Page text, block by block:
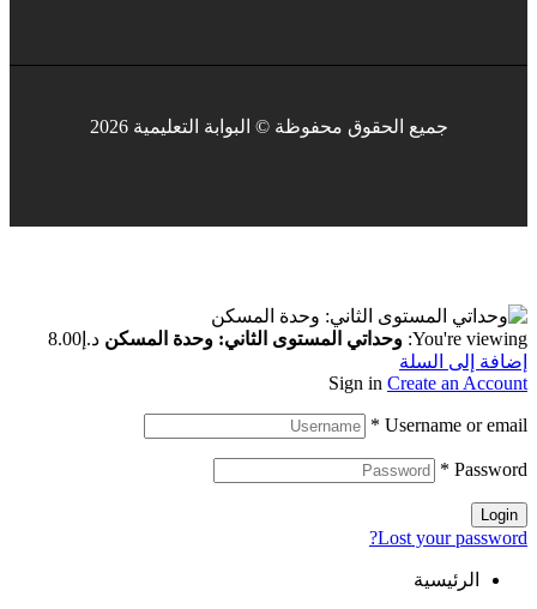
جميع الحقوق محفوظة © البوابة التعليمية 2026
You're viewing: وحداتي المستوى الثاني: وحدة المسكن د.إ 8.00
إضافة إلى السلة
Sign in Create an Account
Username or email
*
Password
*
Login
Lost your password?
الرئيسية